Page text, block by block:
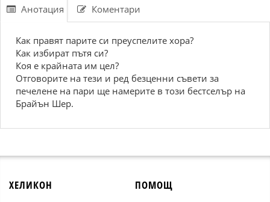
Анотация Коментари
Как правят парите си преуспелите хора?
Как избират пътя си?
Коя е крайната им цел?
Отговорите на тези и ред безценни съвети за
печелене на пари ще намерите в този бестселър на
Брайън Шер.
ХЕЛИКОН ПОМОЩ